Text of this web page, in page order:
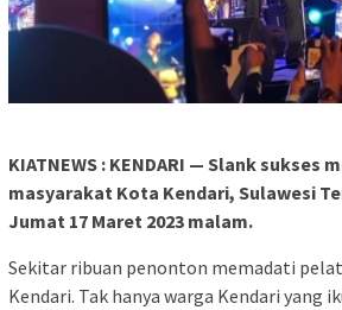
KIATNEWS : KENDARI — Slank sukses
masyarakat Kota Kendari, Sulawesi
Jumat 17 Maret 2023 malam.
Sekitar ribuan penonton memadati
Kendari. Tak hanya warga Kendari yang